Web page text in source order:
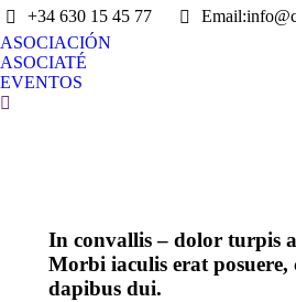
+34 630 15 45 77
ASOCIACIÓN
ASOCIATÉ
EVENTOS
Search:
In convallis – dolor turpis
Morbi iaculis erat posuere,
dapibus dui.